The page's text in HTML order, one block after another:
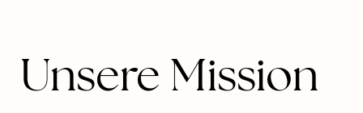
Unsere Mission